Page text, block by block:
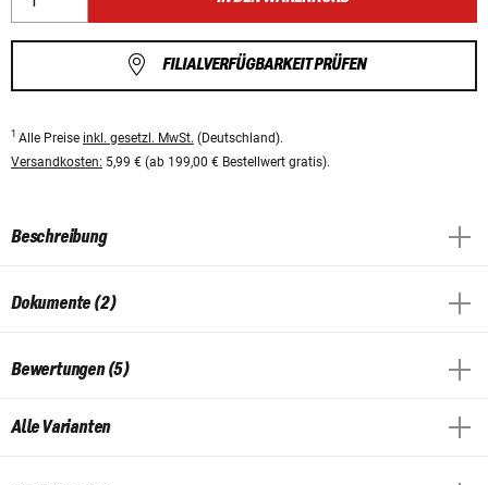
FILIALVERFÜGBARKEIT PRÜFEN
1 Alle Preise inkl. gesetzl. MwSt. (Deutschland).
Versandkosten: 5,99 € (ab 199,00 € Bestellwert gratis).
Beschreibung
Dokumente (2)
Bewertungen (5)
Alle Varianten